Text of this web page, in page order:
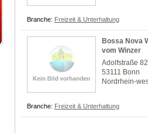
Branche: Freizeit & Unterhaltung
Bossa Nova
vom Winzer
Adolfstraße 82
53111 Bonn
Nordrhein-
Branche: Freizeit & Unterhaltung